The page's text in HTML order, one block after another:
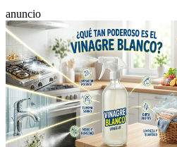
anuncio